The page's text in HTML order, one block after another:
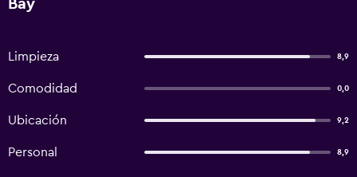
Bay
Limpieza 8,9
Comodidad 0,0
Ubicación 9,2
Personal 8,9